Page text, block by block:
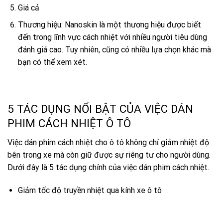
Giá cả
Thương hiệu: Nanoskin là một thương hiệu được biết
đến trong lĩnh vực cách nhiệt với nhiều người tiêu dùng
đánh giá cao. Tuy nhiên, cũng có nhiều lựa chọn khác mà
bạn có thể xem xét.
5 TÁC DỤNG NỔI BẬT CỦA VIỆC DÁN
PHIM CÁCH NHIỆT Ô TÔ
Việc dán phim cách nhiệt cho ô tô không chỉ giảm nhiệt độ
bên trong xe mà còn giữ được sự riêng tư cho người dùng.
Dưới đây là 5 tác dụng chính của việc dán phim cách nhiệt.
Giảm tốc độ truyền nhiệt qua kính xe ô tô